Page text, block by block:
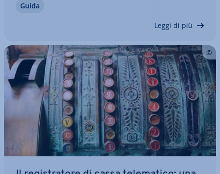
e l’emissione di scontrini fiscali per com­bat­te­re il
Guida
Leggi di più